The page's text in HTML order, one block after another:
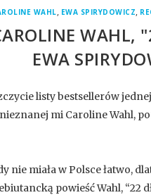
WAHL, EWA SPIRYDOWICZ,
WAHL,
EWA
listy bestsellerów
mi Caroline Wahl,
nie miała w Polsce łatwo,
powieść Wahl, “22